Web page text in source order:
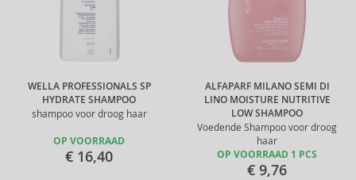
WELLA PROFESSIONALS SP
HYDRATE SHAMPOO
shampoo voor droog haar
OP VOORRAAD
€ 16,40
ALFAPARF MILANO SEMI DI
LINO MOISTURE NUTRITIVE
LOW SHAMPOO
Voedende Shampoo voor droog
haar
OP VOORRAAD 1 PCS
€ 9,76